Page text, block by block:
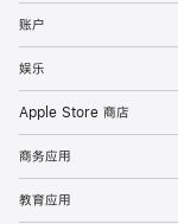
账户
娱乐
Apple Store 商店
商务应用
教育应用